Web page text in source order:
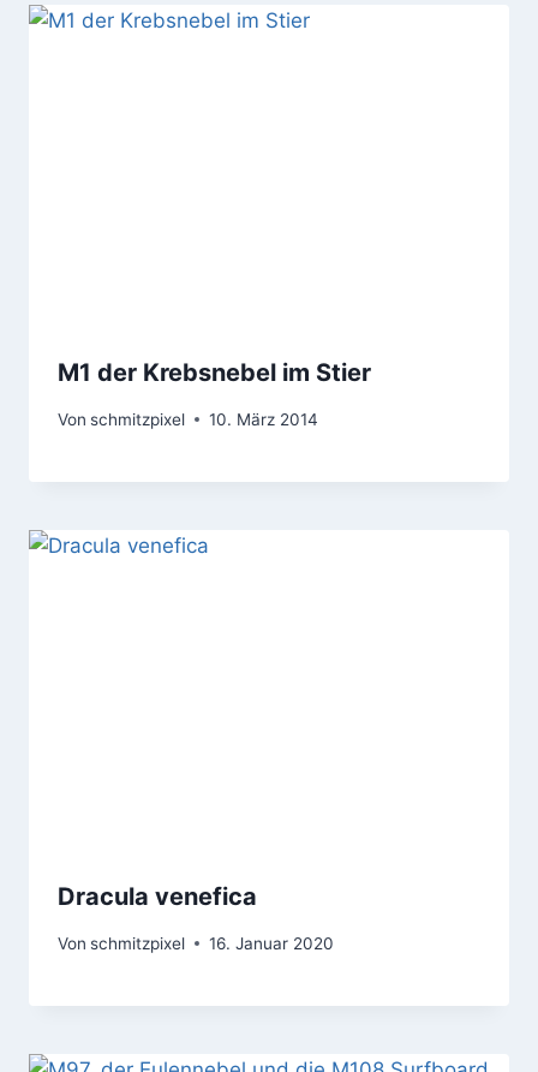
M1 der Krebsnebel im Stier
Von schmitzpixel 10. März 2014
Dracula venefica
Von schmitzpixel 16. Januar 2020